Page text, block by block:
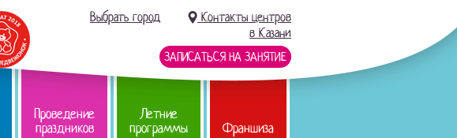
Выбрать город
Контакты центров
в Казани
ЗАПИСАТЬСЯ НА ЗАНЯТИЕ
Проведение
праздников
Летние
программы Франшиза